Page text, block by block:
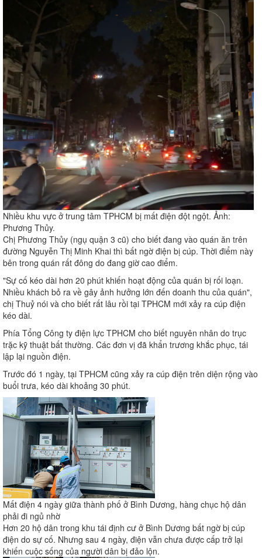
Nhiều khu vực ở trung tâm TPHCM bị mất điện đột ngột. Ảnh:
Phương Thủy.
Chị Phương Thủy (ngụ quận 3 cũ) cho biết đang vào quán ăn trên
đường Nguyễn Thị Minh Khai thì bất ngờ điện bị cúp. Thời điểm này
bên trong quán rất đông do đang giờ cao điểm.
"Sự cố kéo dài hơn 20 phút khiến hoạt động của quán bị rối loạn.
Nhiều khách bỏ ra về gây ảnh hưởng lớn đến doanh thu của quán",
chị Thuỷ nói và cho biết rất lâu rồi tại TPHCM mới xảy ra cúp điện
kéo dài.
Phía Tổng Công ty điện lực TPHCM cho biết nguyên nhân do trục
trặc kỹ thuật bất thường. Các đơn vị đã khẩn trương khắc phục, tái
lập lại nguồn điện.
Trước đó 1 ngày, tại TPHCM cũng xảy ra cúp điện trên diện rộng vào
buổi trưa, kéo dài khoảng 30 phút.
Mất điện 4 ngày giữa thành phố ở Bình Dương, hàng chục hộ dân
phải đi ngủ nhờ
Hơn 20 hộ dân trong khu tái định cư ở Bình Dương bất ngờ bị cúp
điện do sự cố. Nhưng sau 4 ngày, điện vẫn chưa được cấp trở lại
khiến cuộc sống của người dân bị đảo lộn.